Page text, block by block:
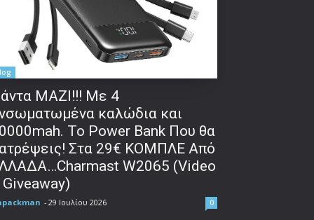
ΜΑΖΙ!!! Με 4
καλώδια και
Το Power Bank Που θα
Στα 29€ ΚΟΜΠΛΕ Από
W2065 (Video
Giveaway)
- 29 Ιουλίου 2026 0